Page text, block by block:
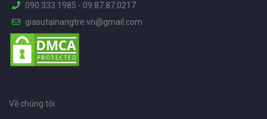
090.333.1985 - 09.87.87.0217
giasutainangtre.vn@gmail.com
Về chúng tôi